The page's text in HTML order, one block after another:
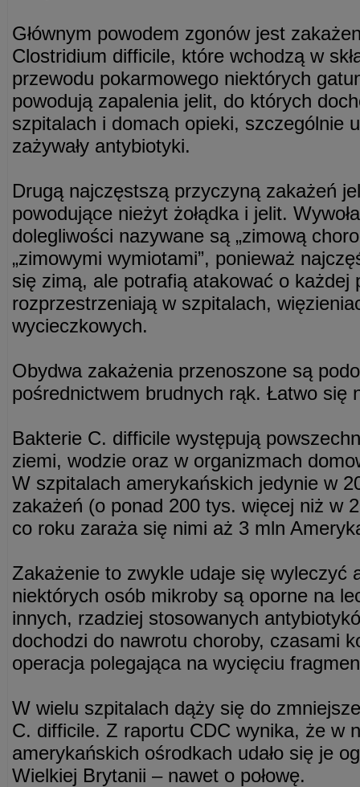
Głównym powodem zgonów jest
Clostridium difficile, które wchodzą w
przewodu pokarmowego niektórych
powodują zapalenia jelit, do których
szpitalach i domach opieki, szczególnie
zażywały antybiotyki.
Drugą najczęstszą przyczyną zakażeń
powodujące nieżyt żołądka i jelit.
dolegliwości nazywane są „zimową
„zimowymi wymiotami”, ponieważ
się zimą, ale potrafią atakować o każdej
rozprzestrzeniają w szpitalach,
wycieczkowych.
Obydwa zakażenia przenoszone są
pośrednictwem brudnych rąk. Łatwo się
Bakterie C. difficile występują
ziemi, wodzie oraz w organizmach
W szpitalach amerykańskich jedynie w
zakażeń (o ponad 200 tys. więcej niż w
co roku zaraża się nimi aż 3 mln
Zakażenie to zwykle udaje się wyleczyć
niektórych osób mikroby są oporne na
innych, rzadziej stosowanych
dochodzi do nawrotu choroby, czasami
operacja polegająca na wycięciu
W wielu szpitalach dąży się do
C. difficile. Z raportu CDC wynika, że w
amerykańskich ośrodkach udało się je
Wielkiej Brytanii – nawet o połowę.